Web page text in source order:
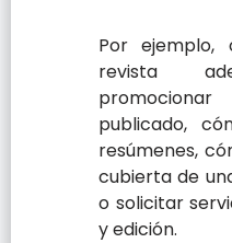
Por ejemplo,
revista
publicado,
resúmenes,
cubierta de
o solicitar
y edición.